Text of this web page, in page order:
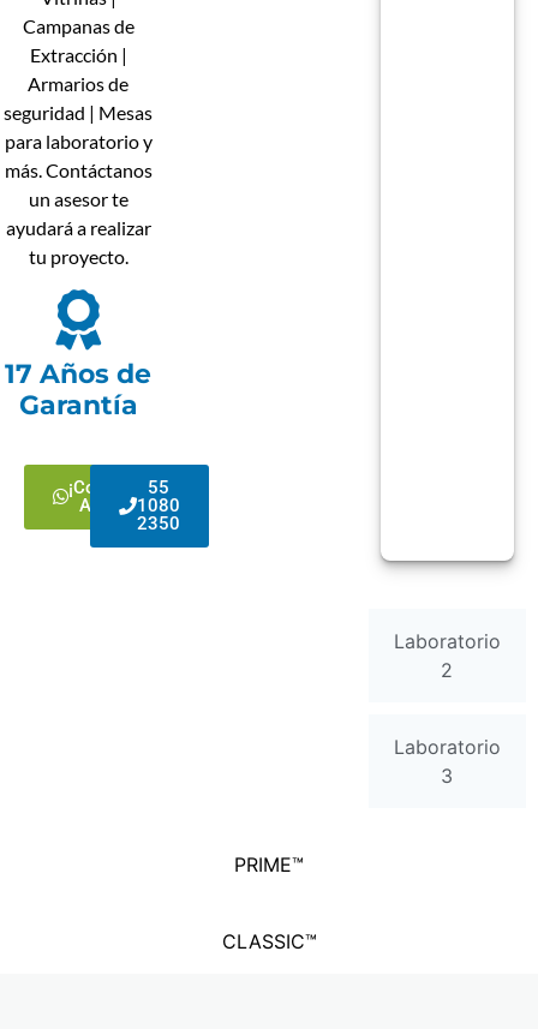
PRIME™
CLASSIC™
Campanas de
Extracción |
Armarios de
seguridad | Mesas
para laboratorio y
más. Contáctanos
un asesor te
ayudará a realizar
tu proyecto.
17 Años de
Garantía
¡Contactar
Asesor!
55
1080
2350
Laboratorio
2
Laboratorio
3